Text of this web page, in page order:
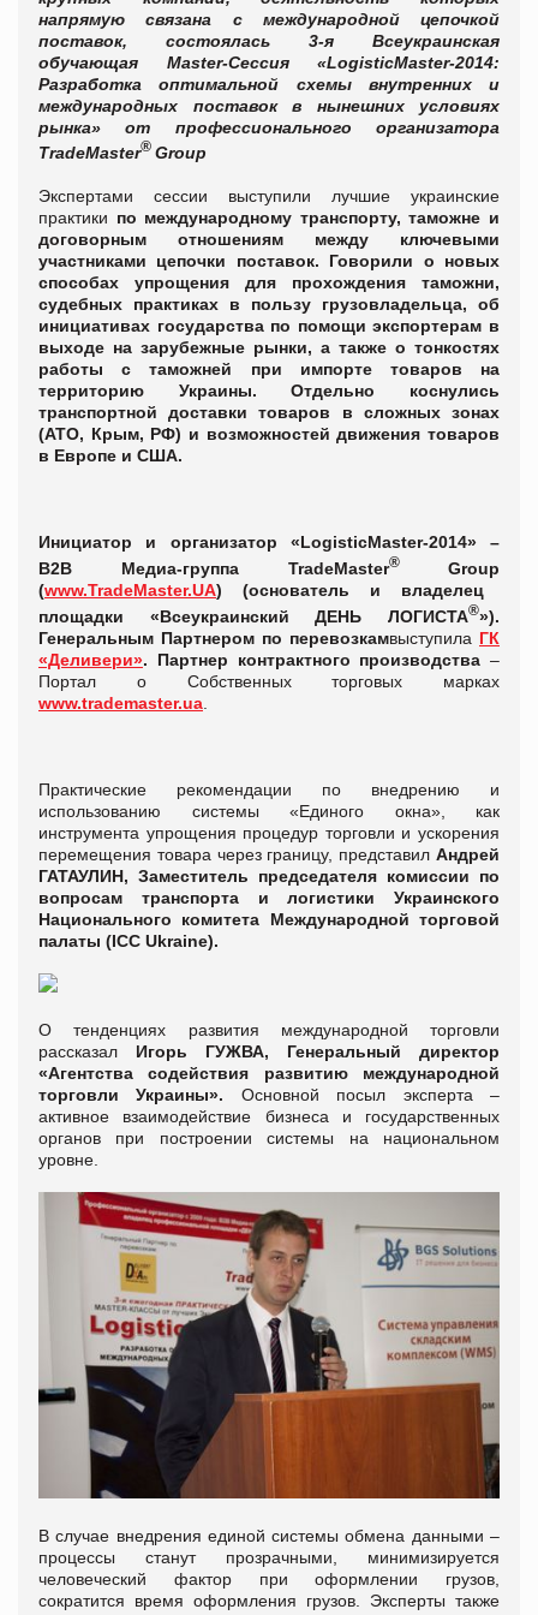
напрямую связана с международной цепочкой
поставок, состоялась 3-я Всеукраинская
обучающая Master-Cессия «LogisticMaster-2014:
Разработка оптимальной схемы внутренних и
международных поставок в нынешних условиях
рынка» от профессионального организатора
TradeMaster® Group
Экспертами сессии выступили лучшие украинские
практики по международному транспорту, таможне и
договорным отношениям между ключевыми
участниками цепочки поставок. Говорили о новых
способах упрощения для прохождения таможни,
судебных практиках в пользу грузовладельца, об
инициативах государства по помощи экспортерам в
выходе на зарубежные рынки, а также о тонкостях
работы с таможней при импорте товаров на
территорию Украины. Отдельно коснулись
транспортной доставки товаров в сложных зонах
(АТО, Крым, РФ) и возможностей движения товаров
в Европе и США.
Инициатор и организатор «LogisticMaster-2014» –
B2B Медиа-группа TradeMaster® Group
(www.TradeMaster.UA) (основатель и владелец
площадки «Всеукраинский ДЕНЬ ЛОГИСТА®»).
Генеральным Партнером по перевозкамвыступила ГК
«Деливери». Партнер контрактного производства –
Портал о Собственных торговых марках
www.trademaster.ua
Практические рекомендации по внедрению и
использованию системы «Единого окна», как
инструмента упрощения процедур торговли и ускорения
перемещения товара через границу, представил Андрей
ГАТАУЛИН, Заместитель председателя комиссии по
вопросам транспорта и логистики Украинского
Национального комитета Международной торговой
палаты (ICC Ukraine).
О тенденциях развития международной торговли
рассказал Игорь ГУЖВА, Генеральный директор
«Агентства содействия развитию международной
торговли Украины». Основной посыл эксперта –
активное взаимодействие бизнеса и государственных
органов при построении системы на национальном
уровне.
В случае внедрения единой системы обмена данными –
процессы станут прозрачными, минимизируется
человеческий фактор при оформлении грузов,
сократится время оформления грузов. Эксперты также